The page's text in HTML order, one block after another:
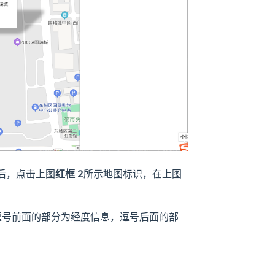
，点击上图红框 2所示地图标识，在上图
前面的部分为经度信息，逗号后面的部